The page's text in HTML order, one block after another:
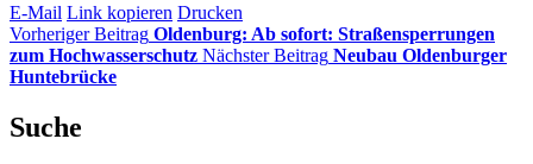
E-Mail Link kopieren Drucken
Vorheriger Beitrag Oldenburg: Ab sofort: Straßensperrungen
zum Hochwasserschutz Nächster Beitrag Neubau Oldenburger
Huntebrücke
Suche